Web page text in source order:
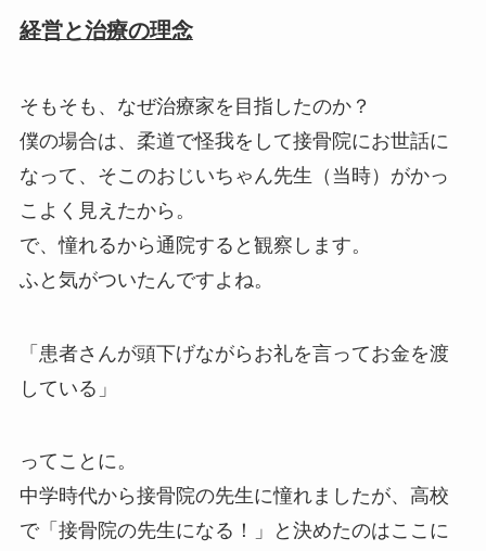
経営と治療の理念
そもそも、なぜ治療家を目指したのか？
僕の場合は、柔道で怪我をして接骨院にお世話に
なって、そこのおじいちゃん先生（当時）がかっ
こよく見えたから。
で、憧れるから通院すると観察します。
ふと気がついたんですよね。
「患者さんが頭下げながらお礼を言ってお金を渡
している」
ってことに。
中学時代から接骨院の先生に憧れましたが、高校
で「接骨院の先生になる！」と決めたのはここに